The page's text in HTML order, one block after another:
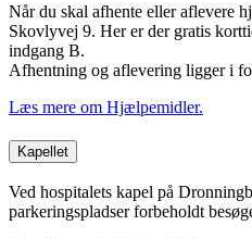
Når du skal afhente eller aflevere
Skovlyvej 9. Her er der gratis
indgang B.
Afhentning og aflevering ligger i
Læs mere om Hjælpemidler.
Kapellet
Ved hospitalets kapel på
parkeringspladser forbeholdt